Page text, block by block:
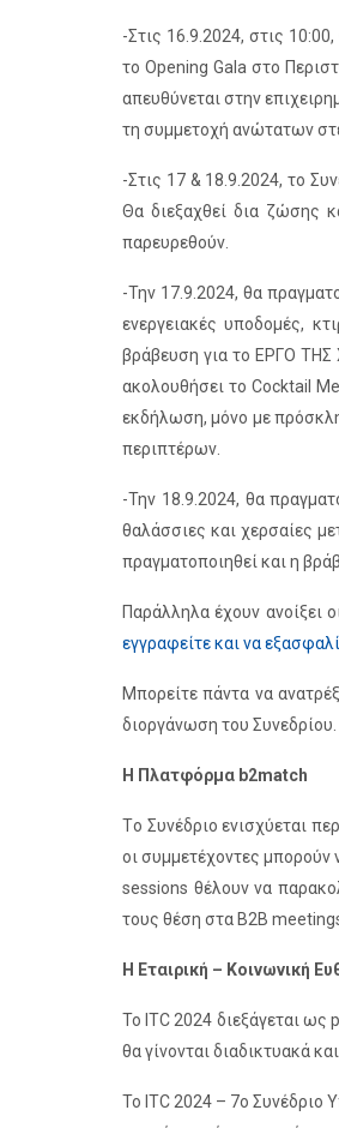
-Στις 16.9.2024, στις
το Opening Gala στο
απευθύνεται στην
τη συμμετοχή ανώτατων
-Στις 17 & 18.9.2024, το
Θα διεξαχθεί δια ζώσης
παρευρεθούν.
-Την 17.9.2024, θα
ενεργειακές υποδομές,
βράβευση για το ΕΡΓΟ ΤΗΣ
ακολουθήσει το Cocktail
εκδήλωση, μόνο με
περιπτέρων.
-Την 18.9.2024, θα
θαλάσσιες και χερσαίες
πραγματοποιηθεί και η
Παράλληλα έχουν ανοίξει
εγγραφείτε και να
Μπορείτε πάντα να
διοργάνωση του Συνεδρίου.
Η Πλατφόρμα b2match
Tο Συνέδριο ενισχύεται
οι συμμετέχοντες
sessions θέλουν να
τους θέση στα B2B
Η Εταιρική – Κοινωνική
Το ITC 2024 διεξάγεται ως
θα γίνονται διαδικτυακά
Το ITC 2024 – 7ο